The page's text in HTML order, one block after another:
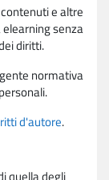
e altre
senza
diritti.
normativa
d'autore.
quella degli